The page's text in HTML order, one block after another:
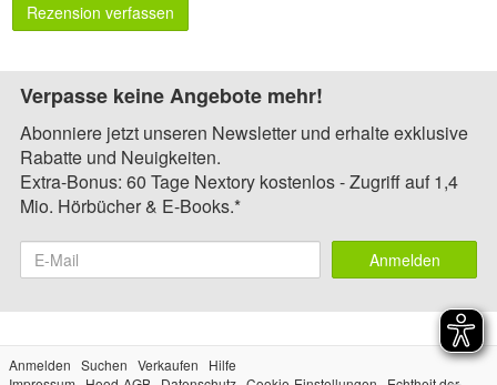
Rezension verfassen
Verpasse keine Angebote mehr!
Abonniere jetzt unseren Newsletter und erhalte exklusive
Rabatte und Neuigkeiten.
Extra-Bonus: 60 Tage Nextory kostenlos - Zugriff auf 1,4
Mio. Hörbücher & E-Books.*
Anmelden
Anmelden Suchen Verkaufen
Hilfe